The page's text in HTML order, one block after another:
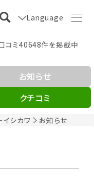
Language
コミ40648件を掲載中
イシカワ お知らせ
お知らせ
クチコミ